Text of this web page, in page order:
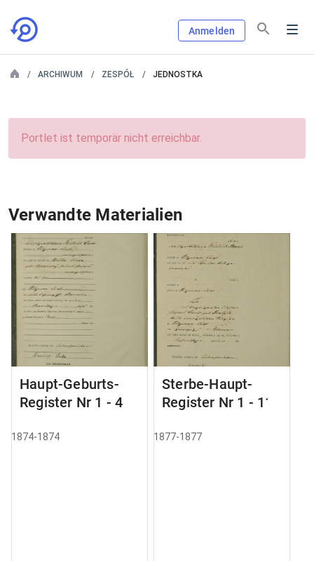
Anmelden
ARCHIWUM ZESPÓŁ JEDNOSTKA
Portlet ist temporär nicht erreichbar.
Verwandte Materialien
Haupt-Geburts-
Register Nr 1 - 4
1874-1874
Sterbe-Haupt-
Register Nr 1 - 11
1877-1877